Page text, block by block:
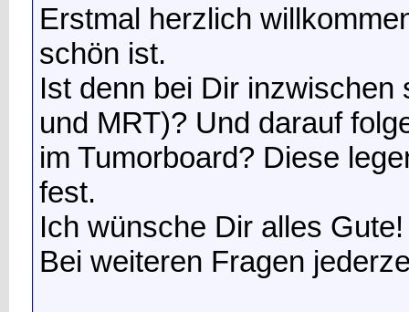
Erstmal herzlich
schön ist.
Ist denn bei Dir
und MRT)? Und darauf
im Tumorboard? Diese
fest.
Ich wünsche Dir alles Gute!
Bei weiteren Fragen